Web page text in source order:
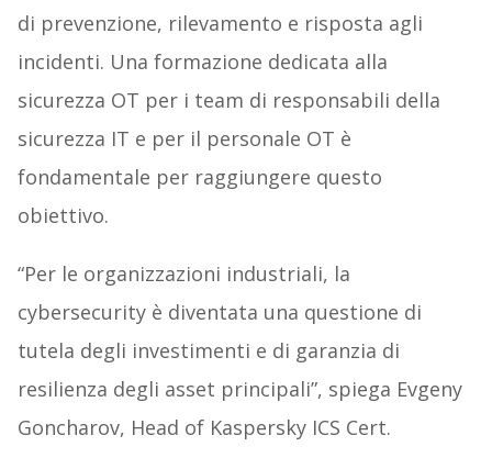
di prevenzione, rilevamento e risposta agli
incidenti. Una formazione dedicata alla
sicurezza OT per i team di responsabili della
sicurezza IT e per il personale OT è
fondamentale per raggiungere questo
obiettivo.
“Per le organizzazioni industriali, la
cybersecurity è diventata una questione di
tutela degli investimenti e di garanzia di
resilienza degli asset principali”, spiega Evgeny
Goncharov, Head of Kaspersky ICS Cert.